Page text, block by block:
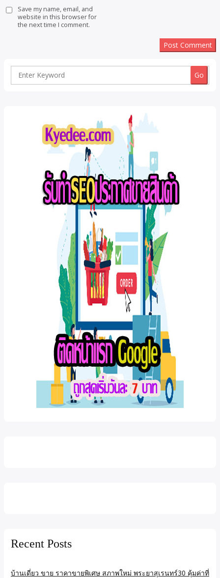
Save my name, email, and
website in this browser for
the next time I comment.
Search
Recent Posts
บ้านเดี่ยว ขาย ราคาขายพิเศษ สภาพใหม่ พระยาสุเรนทร์30 คุ้มค่าที่